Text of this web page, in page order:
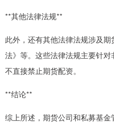
**其他法律法规**
此外，还有其他法律法规涉及
法》等。这些法律法规主要针
不直接禁止期货配资。
**结论**
综上所述，期货公司和私募基金